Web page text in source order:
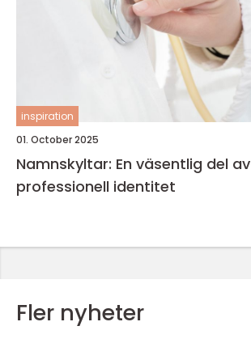
inspiration
01. October 2025
Namnskyltar: En väsentlig del av
professionell identitet
Fler nyheter